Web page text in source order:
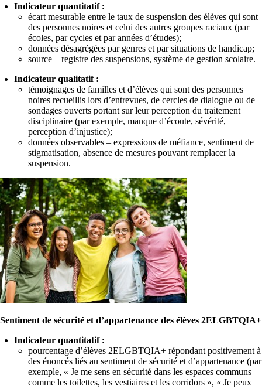
Indicateur quantitatif :
écart mesurable entre le taux de suspension des élèves qui sont
des personnes noires et celui des autres groupes raciaux (par
écoles, par cycles et par années d’études);
données désagrégées par genres et par situations de handicap;
source – registre des suspensions, système de gestion scolaire.
Indicateur qualitatif :
témoignages de familles et d’élèves qui sont des personnes
noires recueillis lors d’entrevues, de cercles de dialogue ou de
sondages ouverts portant sur leur perception du traitement
disciplinaire (par exemple, manque d’écoute, sévérité,
perception d’injustice);
données observables – expressions de méfiance, sentiment de
stigmatisation, absence de mesures pouvant remplacer la
suspension.
Sentiment de sécurité et d’appartenance des élèves 2ELGBTQIA+
Indicateur quantitatif :
pourcentage d’élèves 2ELGBTQIA+ répondant positivement à
des énoncés liés au sentiment de sécurité et d’appartenance (par
exemple, « Je me sens en sécurité dans les espaces communs
comme les toilettes, les vestiaires et les corridors », « Je peux